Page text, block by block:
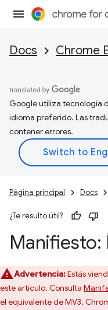
Docs Chrome
Google utiliza tecnología
idioma preferido. Las
contener errores.
Página principal Docs
¿Te resultó útil?
Manifiesto:
Advertencia:Estás
este artículo. Consulta
el equivalente de MV3.